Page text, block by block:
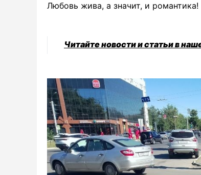
Любовь жива, а значит, и романтика!
Читайте новости и статьи в